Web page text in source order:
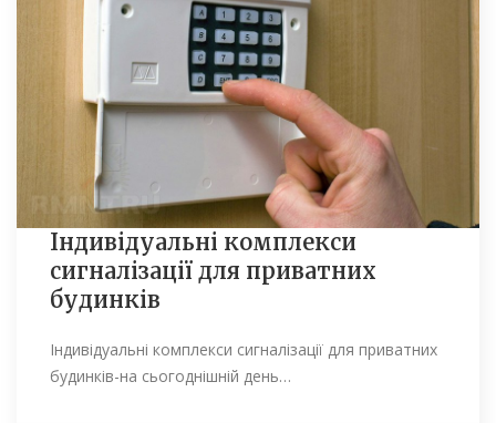
Індивідуальні комплекси
сигналізації для приватних
будинків
Індивідуальні комплекси сигналізації для приватних
будинків-на сьогоднішній день…